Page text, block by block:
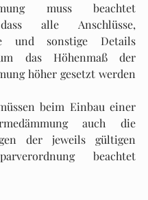
muss beachtet
alle Anschlüsse,
und sonstige Details
das Höhenmaß der
höher gesetzt werden
beim Einbau einer
auch die
der jeweils gültigen
beachtet